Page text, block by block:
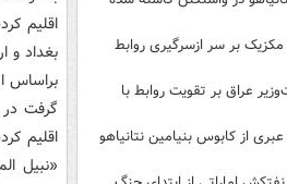
مکزیک بر سر ازسرگیری روابط
عراق بر تقویت روابط با
از کابوس بنیامین نتانیاهو
اقلیم
بغداد و
براساس
گرفت در
اقلیم
«نبیل